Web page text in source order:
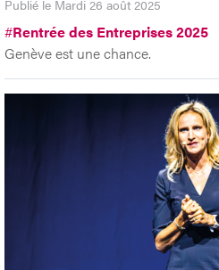
Publié le Mardi 26 août 2025
#Rentrée des Entreprises 2025
Genève est une chance.